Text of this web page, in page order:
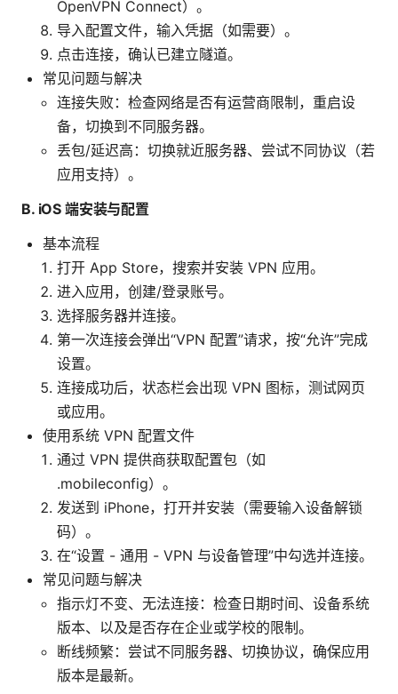
OpenVPN Connect）。
导入配置文件，输入凭据（如需要）。
点击连接，确认已建立隧道。
常见问题与解决
连接失败：检查网络是否有运营商限制，重启设
备，切换到不同服务器。
丢包/延迟高：切换就近服务器、尝试不同协议（若
应用支持）。
B. iOS 端安装与配置
基本流程
打开 App Store，搜索并安装 VPN 应用。
进入应用，创建/登录账号。
选择服务器并连接。
第一次连接会弹出“VPN 配置”请求，按“允许”完成
设置。
连接成功后，状态栏会出现 VPN 图标，测试网页
或应用。
使用系统 VPN 配置文件
通过 VPN 提供商获取配置包（如
.mobileconfig）。
发送到 iPhone，打开并安装（需要输入设备解锁
码）。
在“设置 - 通用 - VPN 与设备管理”中勾选并连接。
常见问题与解决
指示灯不变、无法连接：检查日期时间、设备系统
版本、以及是否存在企业或学校的限制。
断线频繁：尝试不同服务器、切换协议，确保应用
版本是最新。